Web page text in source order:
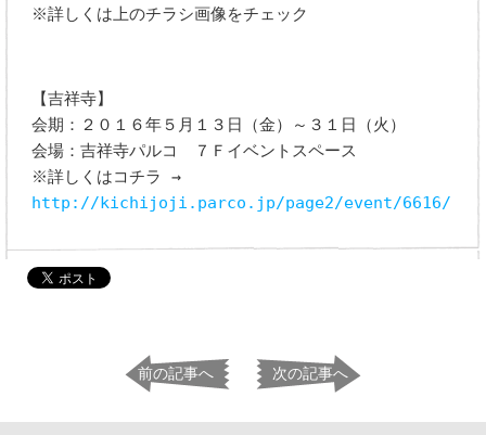
※詳しくは上のチラシ画像をチェック
【吉祥寺】
会期：２０１６年５月１３日（金）～３１日（火）
会場：吉祥寺パルコ ７Ｆイベントスペース
※詳しくはコチラ →
http://kichijoji.parco.jp/page2/event/6616/
前の記事へ 次の記事へ